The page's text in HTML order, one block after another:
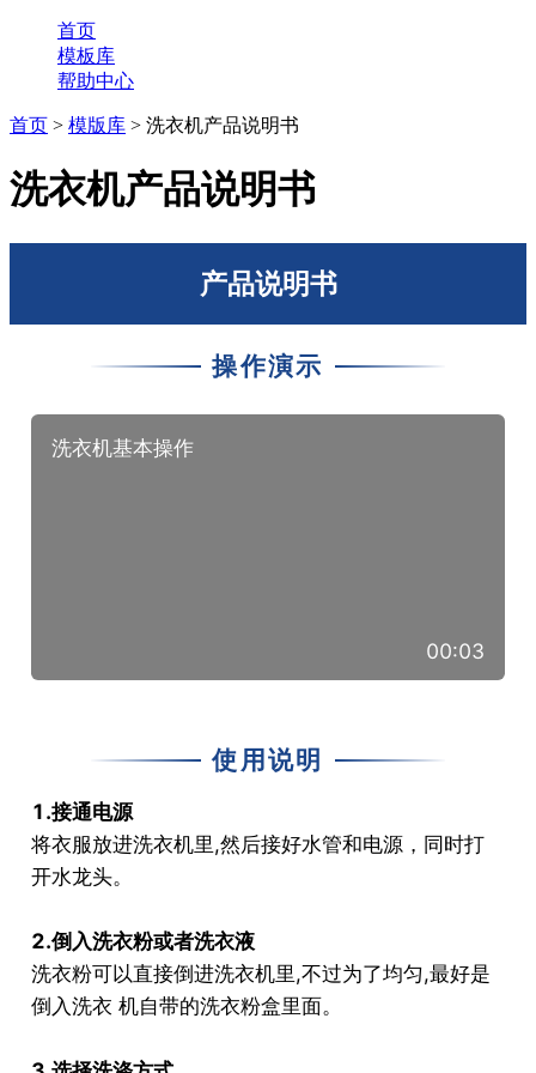
首页
模板库
帮助中心
首页 > 模版库 > 洗衣机产品说明书
洗衣机产品说明书